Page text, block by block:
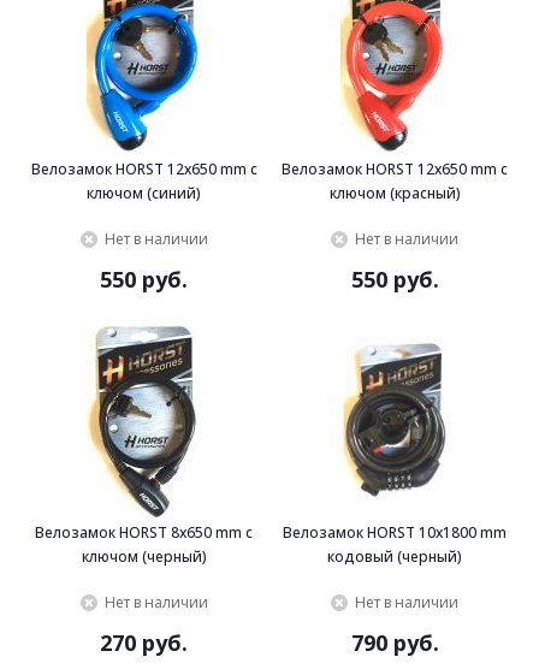
Велозамок HORST 12x650 mm с
ключом (синий)
Нет в наличии
550 руб.
Велозамок HORST 12x650 mm с
ключом (красный)
Нет в наличии
550 руб.
Велозамок HORST 8x650 mm с
ключом (черный)
Нет в наличии
270 руб.
Велозамок HORST 10x1800 mm
кодовый (черный)
Нет в наличии
790 руб.